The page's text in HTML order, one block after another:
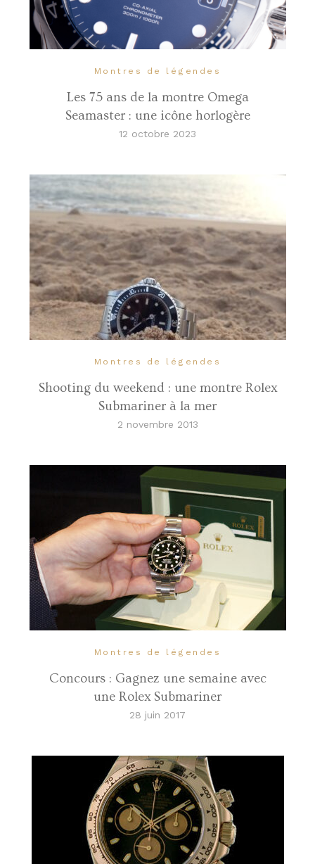
Montres de légendes
Les 75 ans de la montre Omega
Seamaster : une icône horlogère
12 octobre 2023
Montres de légendes
Shooting du weekend : une montre Rolex
Submariner à la mer
2 novembre 2013
Montres de légendes
Concours : Gagnez une semaine avec
une Rolex Submariner
28 juin 2017